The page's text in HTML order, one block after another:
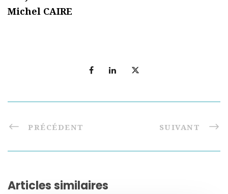
Michel CAIRE
PRÉCÉDENT SUIVANT
Articles similaires